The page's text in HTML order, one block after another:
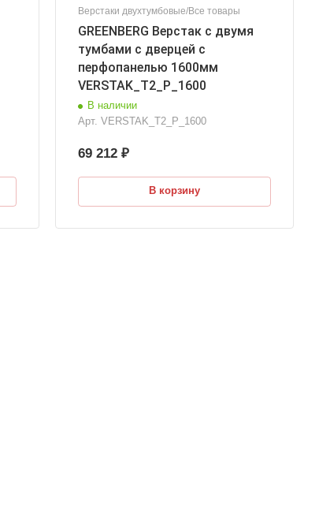
Верстаки двухтумбовые/Все товары
GREENBERG Верстак с двумя
тумбами с дверцей с
перфопанелью 1600мм
VERSTAK_Т2_P_1600
В наличии
Арт.VERSTAK_Т2_P_1600
69 212 ₽
В корзину